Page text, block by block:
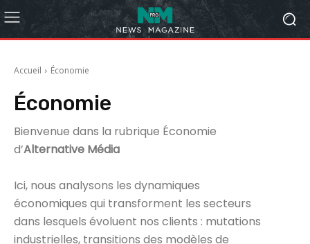
Accueil Économie
Économie
Bienvenue dans la rubrique Économie
d’Alternative Média
Ici, nous analysons les dynamiques
économiques qui transforment les secteurs
dans lesquels évoluent nos clients : mutations
industrielles, transitions des modèles de